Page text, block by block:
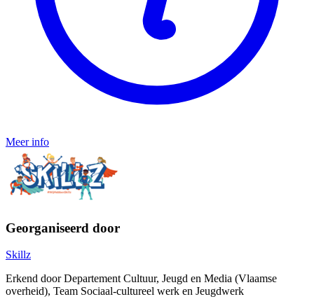
Meer info
Georganiseerd door
Skillz
Erkend door Departement Cultuur, Jeugd en Media (Vlaamse
overheid), Team Sociaal-cultureel werk en Jeugdwerk